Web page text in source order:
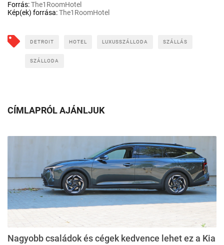
Forrás:The1RoomHotel
Kép(ek) forrása:The1RoomHotel
DETROIT HOTEL LUXUSSZÁLLODA SZÁLLÁS
SZÁLLODA
CÍMLAPRÓL AJÁNLJUK
Nagyobb családok és cégek kedvence lehet ez a Kia